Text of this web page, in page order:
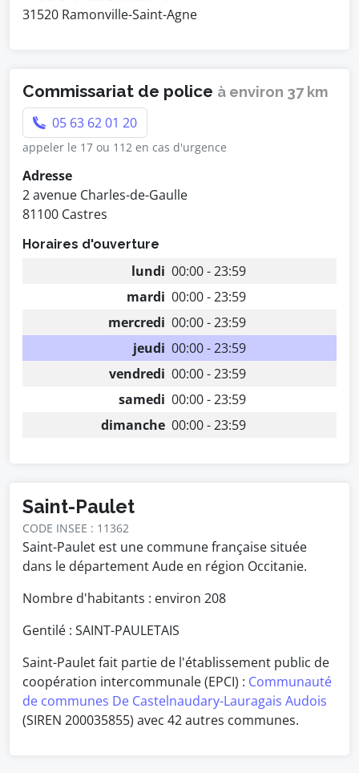
31520 Ramonville-Saint-Agne
Commissariat de police à environ 37 km
05 63 62 01 20
appeler le 17 ou 112 en cas d'urgence
Adresse
2 avenue Charles-de-Gaulle
81100 Castres
Horaires d'ouverture
lundi 00:00 - 23:59
mardi 00:00 - 23:59
mercredi 00:00 - 23:59
jeudi 00:00 - 23:59
vendredi 00:00 - 23:59
samedi 00:00 - 23:59
dimanche 00:00 - 23:59
Saint-Paulet
CODE INSEE : 11362
Saint-Paulet est une commune française située
dans le département Aude en région Occitanie.
Nombre d'habitants : environ 208
Gentilé : SAINT-PAULETAIS
Saint-Paulet fait partie de l'établissement public de
coopération intercommunale (EPCI) : Communauté
de communes De Castelnaudary-Lauragais Audois
(SIREN 200035855) avec 42 autres communes.